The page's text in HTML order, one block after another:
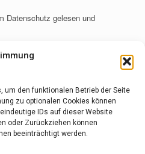
um den funktionalen Betrieb der Seite
zu optionalen Cookies können
IDs auf dieser Website
oder Zurückziehen können
beeinträchtigt werden.
Datenschutz gelesen und